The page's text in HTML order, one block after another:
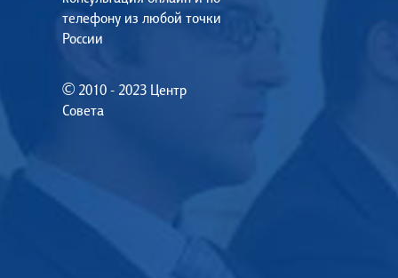
телефону из любой точки
России
© 2010 - 2023 Центр
Совета